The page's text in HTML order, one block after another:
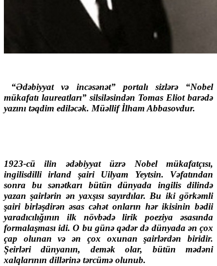
“Ədəbiyyat və incəsənət” portalı sizlərə “Nobel
mükafatı laureatları” silsiləsindən Tomas Eliot barədə
yazını təqdim ediləcək. Müəllif İlham Abbasovdur.
1923-сü ilin ədəbiyyat üzrə Nobel mükafatçısı,
ingilisdilli irland şairi Uilyam Yeytsin. Vəfatından
sonra bu sənətkarı bütün dünyada ingilis dilində
yazan şairlərin ən yaxşısı sayırdılar. Bu iki görkəmli
şairi birləşdirən əsas cəhət onların hər ikisinin bədii
yaradıcılığının ilk növbədə lirik poeziya əsasında
formalaşması idi. O bu günə qədər də dünyada ən çox
çap olunan və ən çox oxunan şairlərdən biridir.
Şeirləri dünyanın, demək olar, bütün mədəni
xalqlarının dillərinə tərcümə olunub.